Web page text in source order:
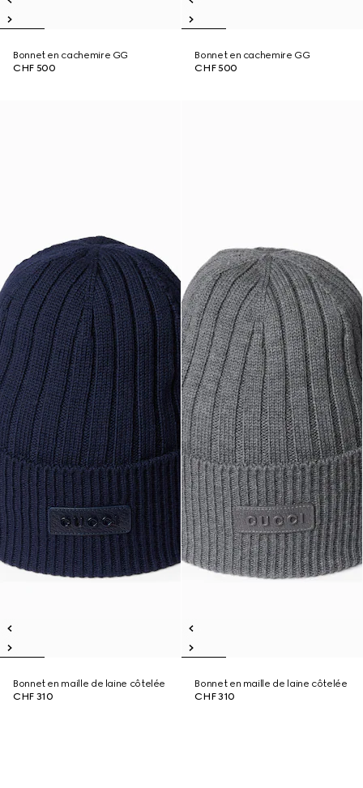
Bonnet en cachemire GG
CHF 500
Bonnet en cachemire GG
CHF 500
Bonnet en maille de laine côtelée
CHF 310
Bonnet en maille de laine côtelée
CHF 310